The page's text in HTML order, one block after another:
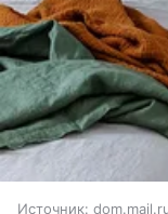
Источник: